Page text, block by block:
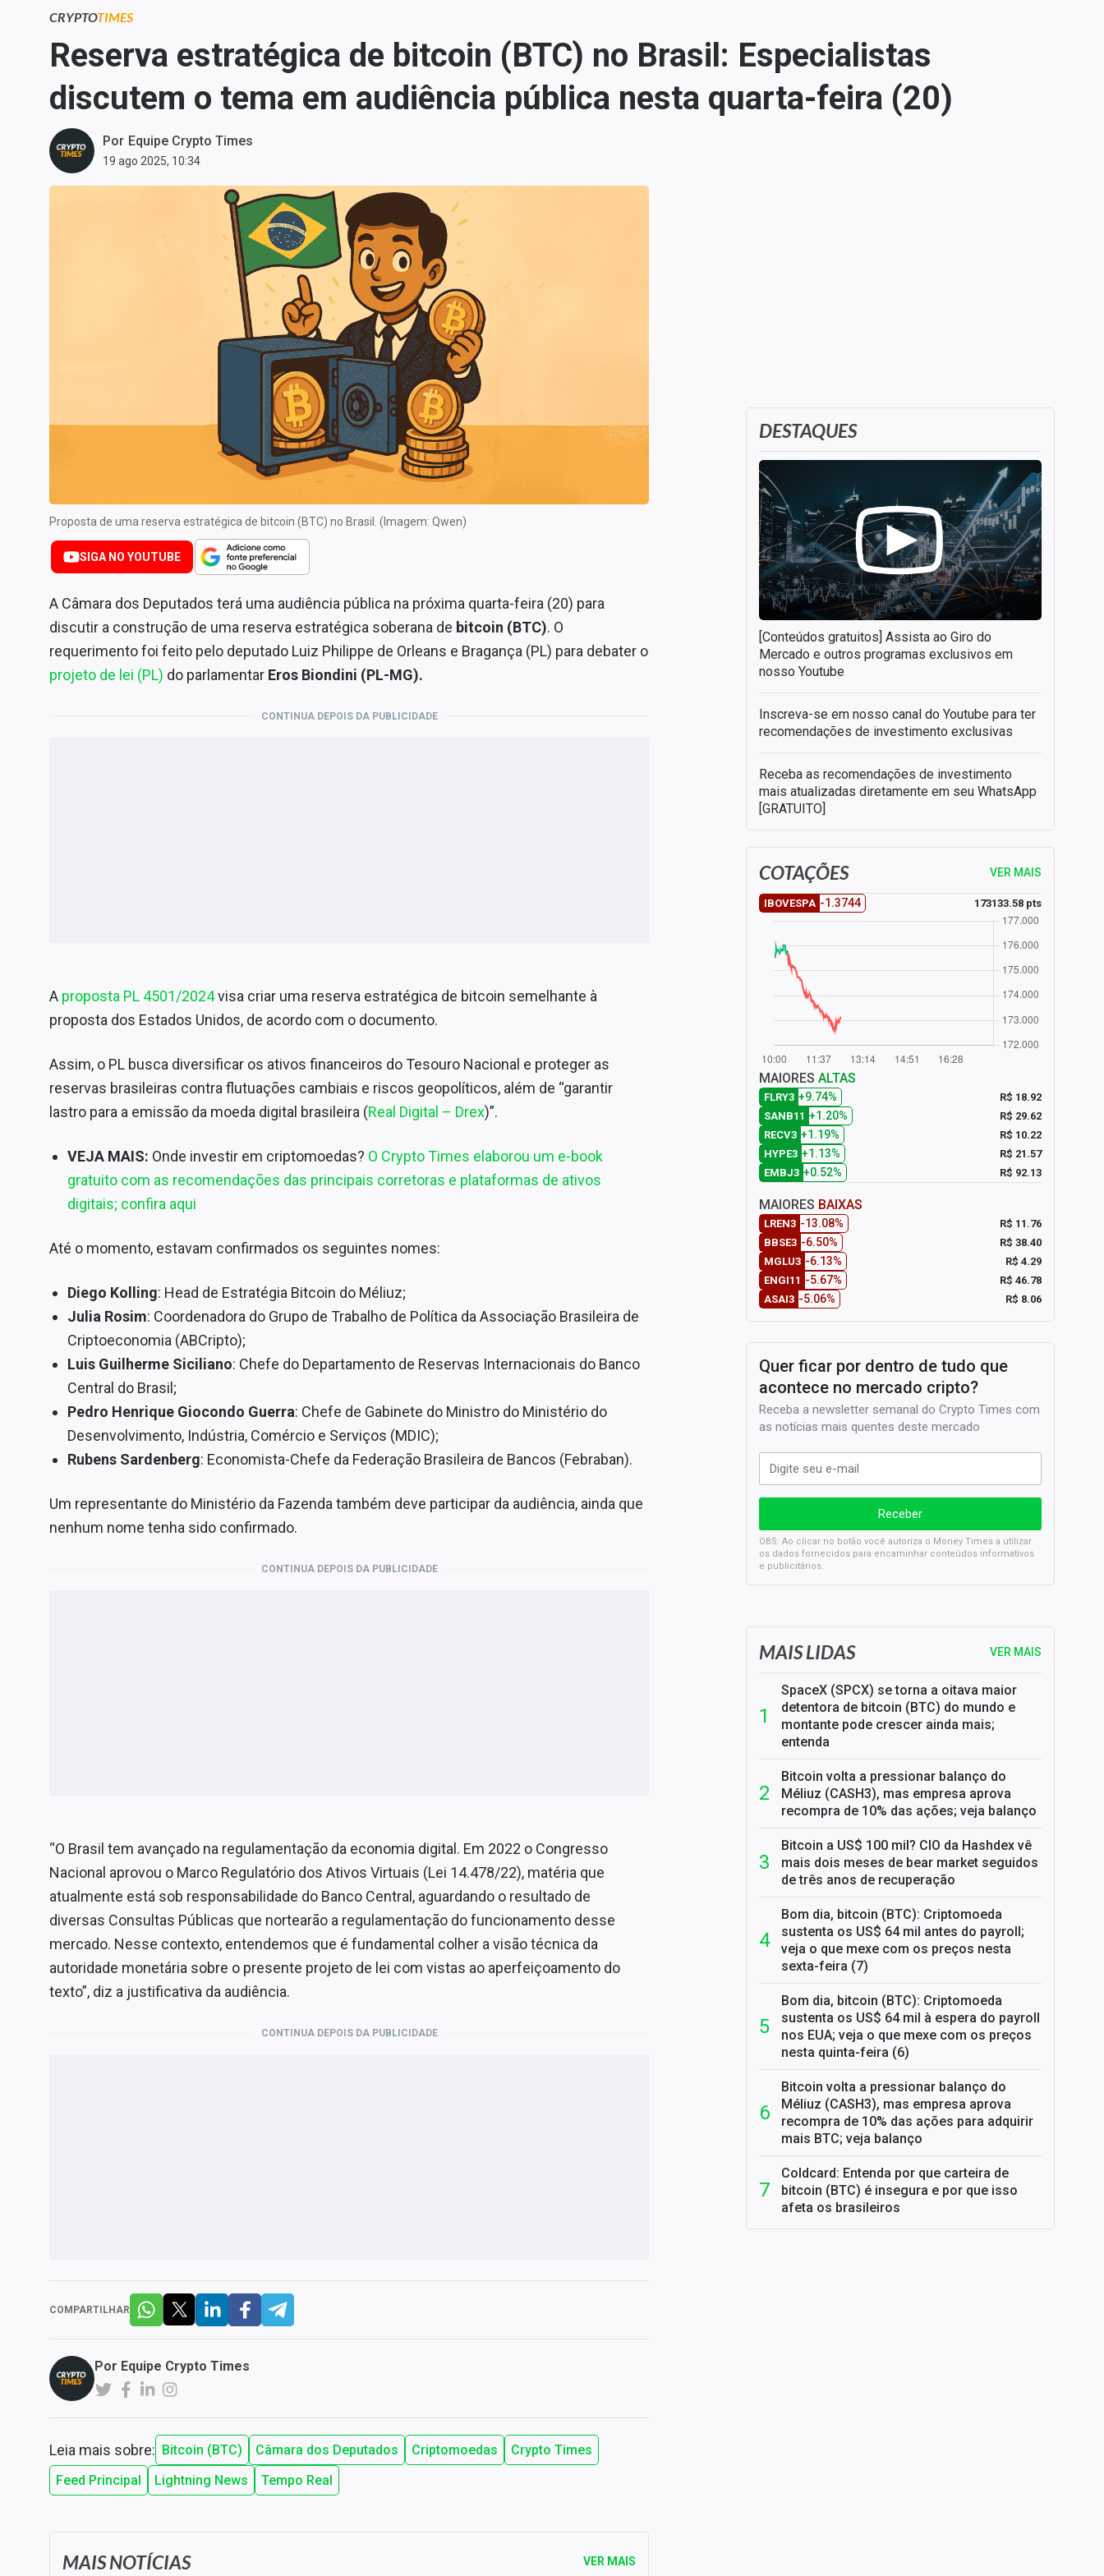
Carteiras Recomendadas
Central de Dividendos
Central de Fundos
Imobiliários
Central dos IPOs
Renda Fixa
Finanças Pessoais
Mercados
Tecnologia
Expediente
Contato
CRYPTOTIMES
Reserva estratégica de bitcoin (BTC) no Brasil: Especialistas
discutem o tema em audiência pública nesta quarta-feira (20)
Por Equipe Crypto Times
19 ago 2025, 10:34
Proposta de uma reserva estratégica de bitcoin (BTC) no Brasil. (Imagem: Qwen)
SIGA NO YOUTUBE
A Câmara dos Deputados terá uma audiência pública na próxima quarta-feira (20) para
discutir a construção de uma reserva estratégica soberana de bitcoin (BTC). O
requerimento foi feito pelo deputado Luiz Philippe de Orleans e Bragança (PL) para debater o
projeto de lei (PL) do parlamentar Eros Biondini (PL-MG).
CONTINUA DEPOIS DA PUBLICIDADE
A proposta PL 4501/2024visa criar uma reserva estratégica de bitcoin semelhante à
proposta dos Estados Unidos, de acordo com o documento.
Assim, o PL busca diversificar os ativos financeiros do Tesouro Nacional e proteger as
reservas brasileiras contra flutuações cambiais e riscos geopolíticos, além de “garantir
lastro para a emissão da moeda digital brasileira (Real Digital – Drex)”.
VEJA MAIS: Onde investir em criptomoedas? O Crypto Times elaborou um e-book
gratuito com as recomendações das principais corretoras e plataformas de ativos
digitais; confira aqui
Até o momento, estavam confirmados os seguintes nomes:
Diego Kolling: Head de Estratégia Bitcoin do Méliuz;
Julia Rosim: Coordenadora do Grupo de Trabalho de Política da Associação Brasileira de
Criptoeconomia (ABCripto);
Luis Guilherme Siciliano: Chefe do Departamento de Reservas Internacionais do Banco
Central do Brasil;
Pedro Henrique Giocondo Guerra: Chefe de Gabinete do Ministro do Ministério do
Desenvolvimento, Indústria, Comércio e Serviços (MDIC);
Rubens Sardenberg: Economista-Chefe da Federação Brasileira de Bancos (Febraban).
Um representante do Ministério da Fazenda também deve participar da audiência, ainda que
nenhum nome tenha sido confirmado.
CONTINUA DEPOIS DA PUBLICIDADE
“O Brasil tem avançado na regulamentação da economia digital. Em 2022 o Congresso
Nacional aprovou o Marco Regulatório dos Ativos Virtuais (Lei 14.478/22), matéria que
atualmente está sob responsabilidade do Banco Central, aguardando o resultado de
diversas Consultas Públicas que nortearão a regulamentação do funcionamento desse
mercado. Nesse contexto, entendemos que é fundamental colher a visão técnica da
autoridade monetária sobre o presente projeto de lei com vistas ao aperfeiçoamento do
texto”, diz a justificativa da audiência.
CONTINUA DEPOIS DA PUBLICIDADE
COMPARTILHAR
Por Equipe Crypto Times
Leia mais sobre: Bitcoin (BTC) Câmara dos Deputados Criptomoedas
Crypto Times
Feed Principal
Lightning News Tempo Real
DESTAQUES
[Conteúdos gratuitos] Assista ao Giro do
Mercado e outros programas exclusivos em
nosso Youtube
Inscreva-se em nosso canal do Youtube para ter
recomendações de investimento exclusivas
Receba as recomendações de investimento
mais atualizadas diretamente em seu WhatsApp
[GRATUITO]
COTAÇÕES VER MAIS
IBOVESPA -1.3744 173133.58 pts
MAIORES ALTAS
FLRY3 +9.74%
R$ 18.92
SANB11 +1.20%
R$ 29.62
RECV3 +1.19%
R$ 10.22
HYPE3 +1.13%
R$ 21.57
EMBJ3 +0.52% R$ 92.13
MAIORES BAIXAS
LREN3 -13.08%
R$ 11.76
BBSE3 -6.50%
R$ 38.40
MGLU3 -6.13%
R$ 4.29
ENGI11 -5.67%
R$ 46.78
ASAI3 -5.06% R$ 8.06
Quer ficar por dentro de tudo que
acontece no mercado cripto?
Receba a newsletter semanal do Crypto Times com
as notícias mais quentes deste mercado
OBS: Ao clicar no botão você autoriza o Money Times a utilizar
os dados fornecidos para encaminhar conteúdos informativos
e publicitários.
SELIC em 14%: A repercussão da decisão sobre os JUROS
MAIS LIDAS VER MAIS
SpaceX (SPCX) se torna a oitava maior
detentora de bitcoin (BTC) do mundo e
montante pode crescer ainda mais;
entenda
Bitcoin volta a pressionar balanço do
Méliuz (CASH3), mas empresa aprova
recompra de 10% das ações; veja balanço
Bitcoin a US$ 100 mil? CIO da Hashdex vê
mais dois meses de bear market seguidos
de três anos de recuperação
Bom dia, bitcoin (BTC): Criptomoeda
sustenta os US$ 64 mil antes do payroll;
veja o que mexe com os preços nesta
sexta-feira (7)
Bom dia, bitcoin (BTC): Criptomoeda
sustenta os US$ 64 mil à espera do payroll
nos EUA; veja o que mexe com os preços
nesta quinta-feira (6)
Bitcoin volta a pressionar balanço do
Méliuz (CASH3), mas empresa aprova
recompra de 10% das ações para adquirir
mais BTC; veja balanço
Coldcard: Entenda por que carteira de
bitcoin (BTC) é insegura e por que isso
afeta os brasileiros
MAIS NOTÍCIAS VER MAIS